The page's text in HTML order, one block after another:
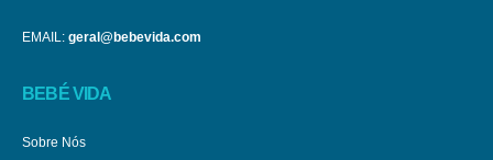
EMAIL: geral@bebevida.com
BEBÉ VIDA
Sobre Nós